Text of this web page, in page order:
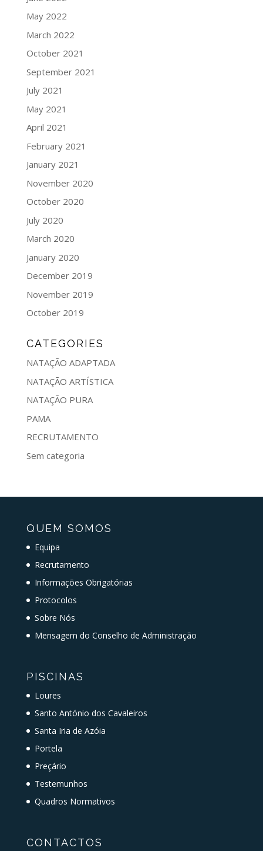
May 2022
March 2022
October 2021
September 2021
July 2021
May 2021
April 2021
February 2021
January 2021
November 2020
October 2020
July 2020
March 2020
January 2020
December 2019
November 2019
October 2019
CATEGORIES
NATAÇÃO ADAPTADA
NATAÇÃO ARTÍSTICA
NATAÇÃO PURA
PAMA
RECRUTAMENTO
Sem categoria
QUEM SOMOS
Equipa
Recrutamento
Informações Obrigatórias
Protocolos
Sobre Nós
Mensagem do Conselho de Administração
PISCINAS
Loures
Santo António dos Cavaleiros
Santa Iria de Azóia
Portela
Preçário
Testemunhos
Quadros Normativos
CONTACTOS